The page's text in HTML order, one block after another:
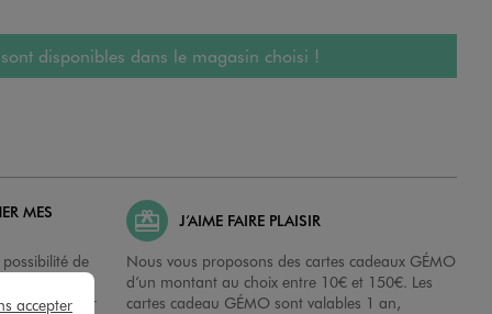
disponibles dans le magasin choisi !
MES
de
sur
J’AIME FAIRE PLAISIR
Nous vous proposons des cartes cadeaux GÉMO
d’un montant au choix entre 10€ et 150€. Les
cartes cadeau GÉMO sont valables 1 an,
accepter